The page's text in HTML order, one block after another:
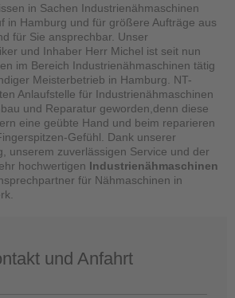
in Sachen Industrienähmaschinen
in Hamburg und für größere Aufträge aus
für Sie ansprechbar. Unser
und Inhaber Herr Michel ist seit nun
im Bereich Industrienähmaschinen tätig
Meisterbetrieb in Hamburg. NT-
Anlaufstelle für Industrienähmaschinen
und Reparatur geworden,denn diese
eine geübte Hand und beim reparieren
Gefühl. Dank unserer
unserem zuverlässigen Service und der
hochwertigen Industrienähmaschinen
für Nähmaschinen in
und Anfahrt